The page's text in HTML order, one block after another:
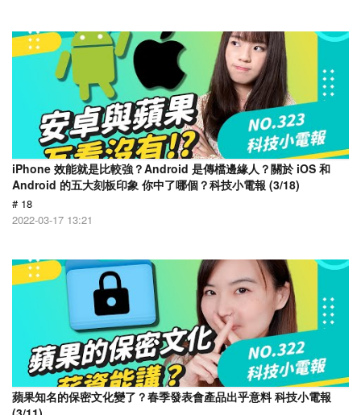
iPhone 效能就是比較強？Android 是傳檔邊緣人？關於 iOS 和
Android 的五大刻板印象 你中了哪個？科技小電報 (3/18)
# 18
2022-03-17 13:21
蘋果知名的保密文化變了？春季發表會產品出乎意料 科技小電報